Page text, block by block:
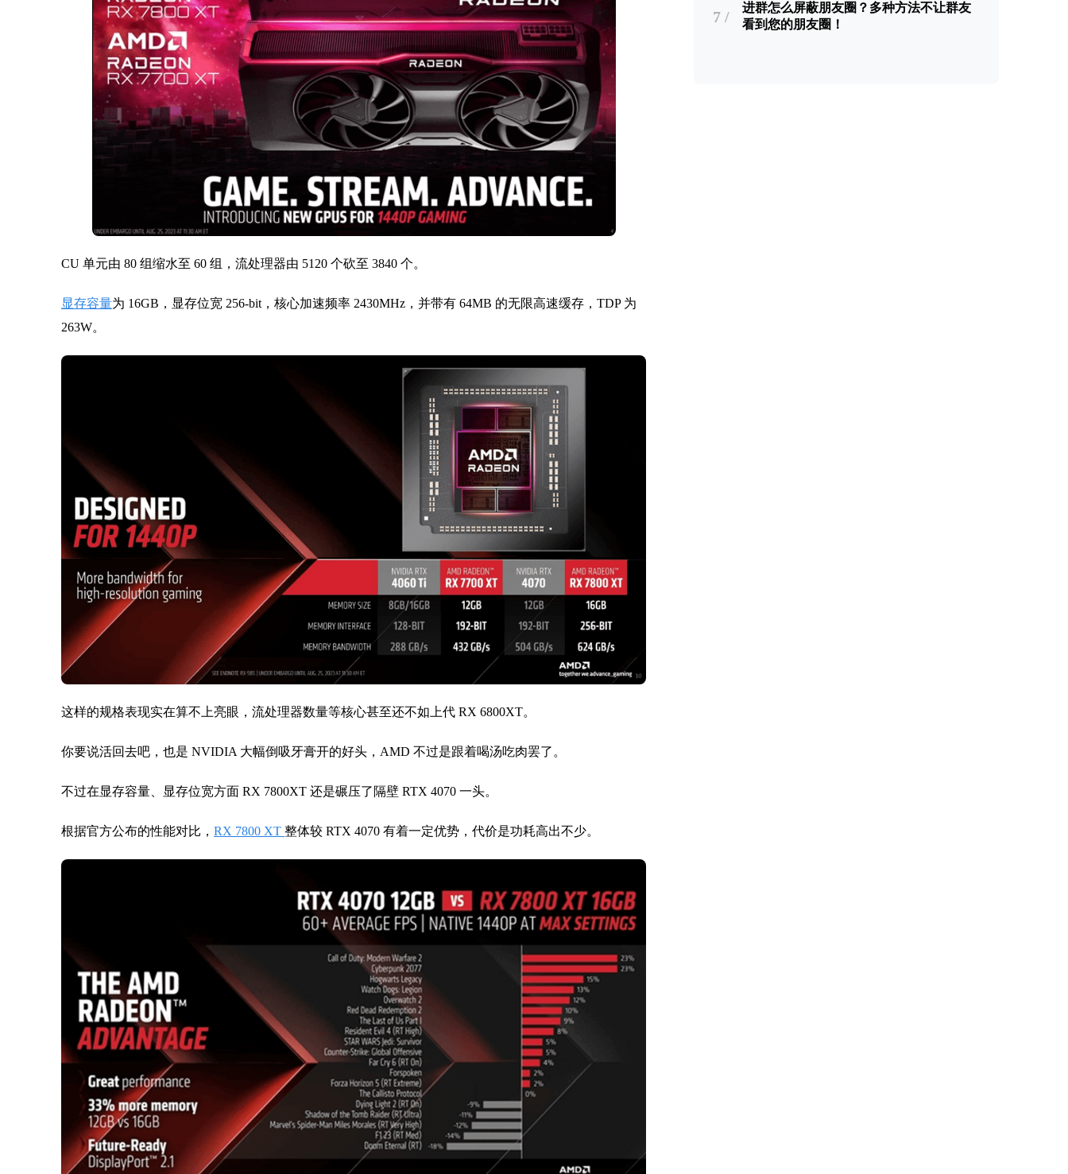
CU 单元由 80 组缩水至 60 组，流处理器由 5120 个砍至 3840 个。
显存容量为 16GB，显存位宽 256-bit，核心加速频率 2430MHz，并带有 64MB 的无限高速缓存，TDP 为
263W。
这样的规格表现实在算不上亮眼，流处理器数量等核心甚至还不如上代 RX 6800XT。
你要说活回去吧，也是 NVIDIA 大幅倒吸牙膏开的好头，AMD 不过是跟着喝汤吃肉罢了。
不过在显存容量、显存位宽方面 RX 7800XT 还是碾压了隔壁 RTX 4070 一头。
根据官方公布的性能对比， RX 7800 XT 整体较 RTX 4070 有着一定优势，代价是功耗高出不少。
7 /
进群怎么屏蔽朋友圈？多种方法不让群友
看到您的朋友圈！